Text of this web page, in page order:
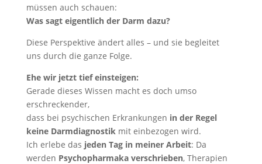
müssen auch schauen:
Was sagt eigentlich der Darm dazu?
Diese Perspektive ändert alles – und sie begleitet
uns durch die ganze Folge.
Ehe wir jetzt tief einsteigen:
Gerade dieses Wissen macht es doch umso
erschreckender,
dass bei psychischen Erkrankungen in der Regel
keine Darmdiagnostikmit einbezogen wird.
Ich erlebe das jeden Tag in meiner Arbeit: Da
werden Psychopharmaka verschrieben, Therapien